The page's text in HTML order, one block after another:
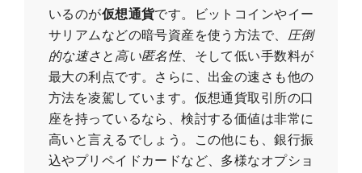
いるのが仮想通貨です。ビットコインやイー
サリアムなどの暗号資産を使う方法で、 圧倒
的な速さ と 高い匿名性、そして低い手数料が
最大の利点です。さらに、出金の速さも他の
方法を凌駕しています。仮想通貨取引所の口
座を持っているなら、検討する価値は非常に
高いと言えるでしょう。この他にも、銀行振
込やプリペイドカードなど、多様なオプショ